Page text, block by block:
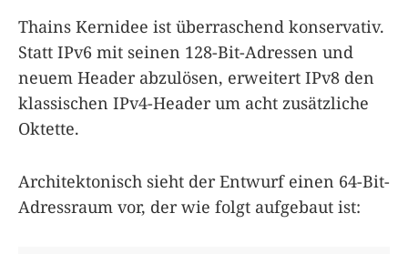
Thains Kernidee ist überraschend konservativ.
Statt IPv6 mit seinen 128-Bit-Adressen und
neuem Header abzulösen, erweitert IPv8 den
klassischen IPv4-Header um acht zusätzliche
Oktette.
Architektonisch sieht der Entwurf einen 64-Bit-
Adressraum vor, der wie folgt aufgebaut ist: